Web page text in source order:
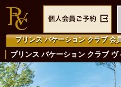
プリンス バケーション クラブ会
プリンス バケーション クラブ ヴ